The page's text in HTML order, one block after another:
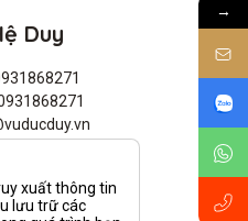
Duy
→
xuất thông tin
lưu trữ các